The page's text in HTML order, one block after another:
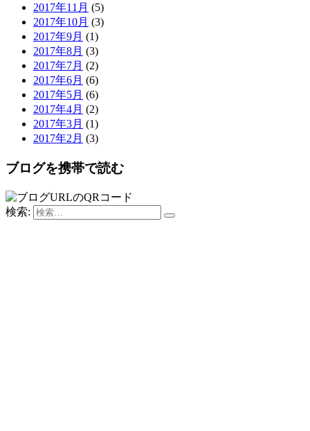
2017年11月 (5)
2017年10月 (3)
2017年9月 (1)
2017年8月 (3)
2017年7月 (2)
2017年6月 (6)
2017年5月 (6)
2017年4月 (2)
2017年3月 (1)
2017年2月 (3)
ブログを携帯で読む
検索: